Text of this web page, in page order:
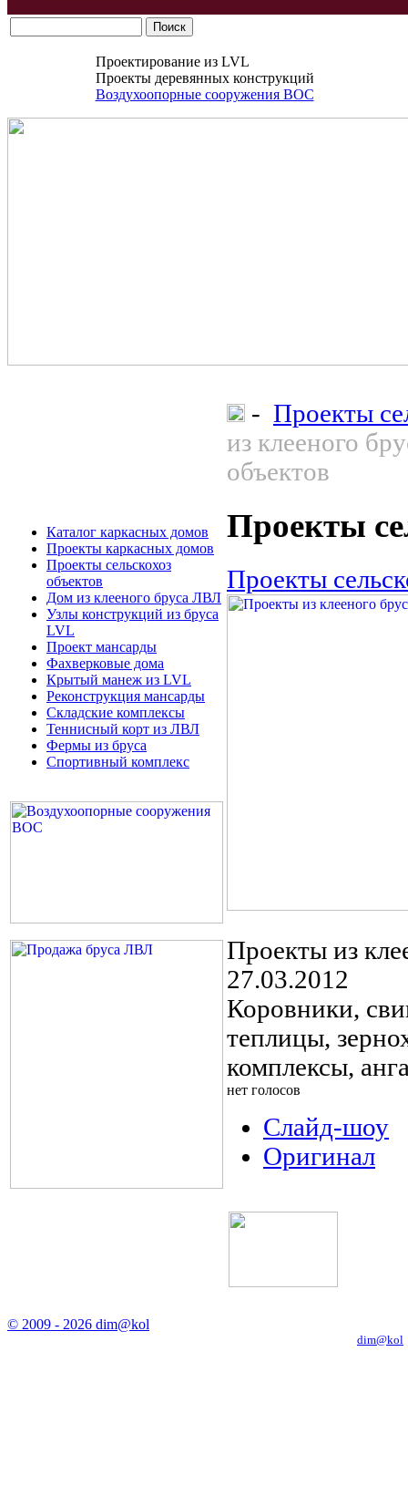
Проектирование из LVL
Проекты деревянных конструкций
Воздухоопорные сооружения ВОС
Каталог каркасных домов
Проекты каркасных домов
Проекты сельскохоз
объектов
Дом из клееного бруса ЛВЛ
Узлы конструкций из бруса
LVL
Проект мансарды
Фахверковые дома
Крытый манеж из LVL
Реконструкция мансарды
Складские комплексы
Теннисный корт из ЛВЛ
Фермы из бруса
Спортивный комплекс
- Проекты
из клееного
объектов
Проекты
Проекты
Проекты из
27.03.2012
Коровники,
теплицы,
комплексы,
нет голосов
Слайд-шоу
Оригинал
© 2009 - 2026 dim@kol
dim@kol